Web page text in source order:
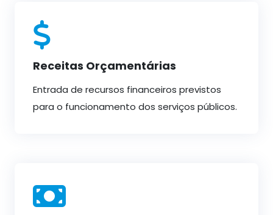
Receitas Orçamentárias
Entrada de recursos financeiros previstos
para o funcionamento dos serviços públicos.